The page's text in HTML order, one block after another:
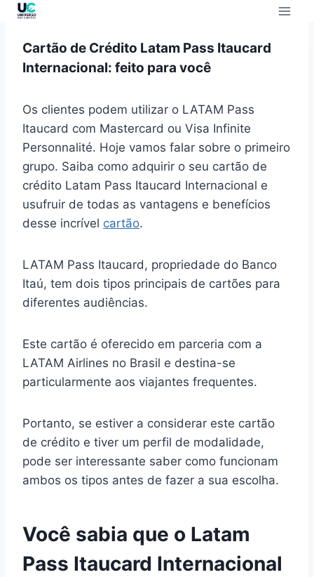
Cartão de Crédito Latam Pass Itaucard
Internacional: feito para você
Os clientes podem utilizar o LATAM Pass
Itaucard com Mastercard ou Visa Infinite
Personnalité. Hoje vamos falar sobre o primeiro
grupo. Saiba como adquirir o seu cartão de
crédito Latam Pass Itaucard Internacional e
usufruir de todas as vantagens e benefícios
desse incrível cartão.
LATAM Pass Itaucard, propriedade do Banco
Itaú, tem dois tipos principais de cartões para
diferentes audiências.
Este cartão é oferecido em parceria com a
LATAM Airlines no Brasil e destina-se
particularmente aos viajantes frequentes.
Portanto, se estiver a considerar este cartão
de crédito e tiver um perfil de modalidade,
pode ser interessante saber como funcionam
ambos os tipos antes de fazer a sua escolha.
Você sabia que o Latam
Pass Itaucard Internacional